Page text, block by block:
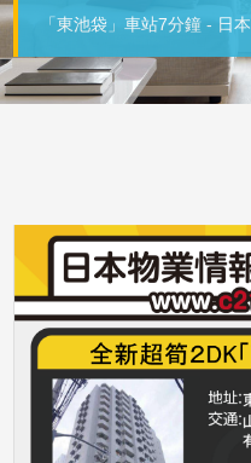
「東池袋」車站7分鐘 - 日本